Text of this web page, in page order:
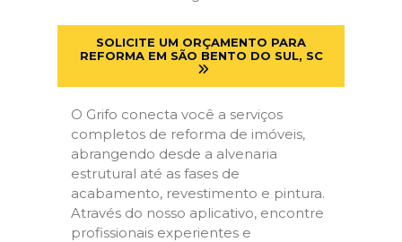
SOLICITE UM ORÇAMENTO PARA
REFORMA EM SÃO BENTO DO SUL, SC
O Grifo conecta você a serviços
completos de reforma de imóveis,
abrangendo desde a alvenaria
estrutural até as fases de
acabamento, revestimento e pintura.
Através do nosso aplicativo, encontre
profissionais experientes e